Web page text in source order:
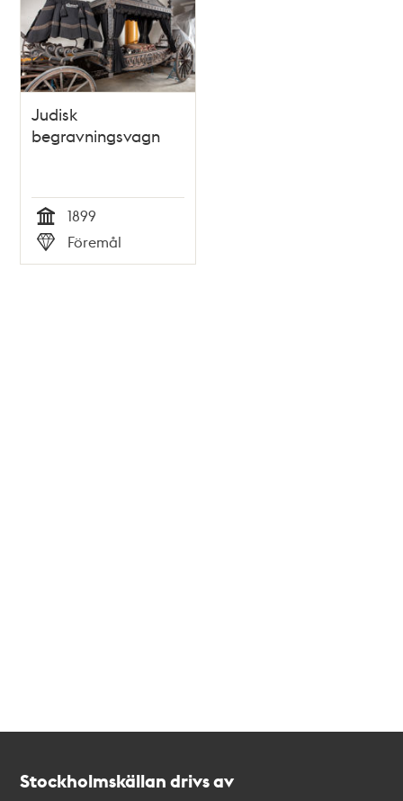
Judisk
begravningsvagn
Tid
1899
Typ
Föremål
Stockholmskällan drivs av